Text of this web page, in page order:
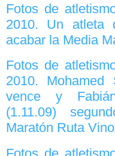
Fotos de
2010. Un atleta
acabar la Media
Fotos de
2010. Mohamed
vence y
(1.11.09)
Maratón Ruta